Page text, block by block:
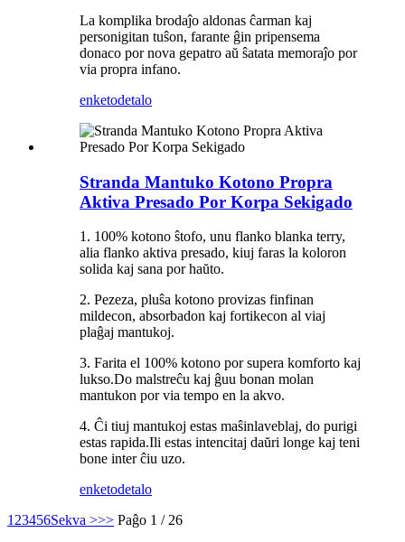
La komplika brodaĵo aldonas ĉarman kaj
personigitan tuŝon, farante ĝin pripensema
donaco por nova gepatro aŭ ŝatata memoraĵo por
via propra infano.
enketodetalo
Stranda Mantuko Kotono Propra
Aktiva Presado Por Korpa Sekigado
1. 100% kotono ŝtofo, unu flanko blanka terry,
alia flanko aktiva presado, kiuj faras la koloron
solida kaj sana por haŭto.
2. Pezeza, pluŝa kotono provizas finfinan
mildecon, absorbadon kaj fortikecon al viaj
plaĝaj mantukoj.
3. Farita el 100% kotono por supera komforto kaj
lukso.Do malstreĉu kaj ĝuu bonan molan
mantukon por via tempo en la akvo.
4. Ĉi tiuj mantukoj estas maŝinlaveblaj, do purigi
estas rapida.Ili estas intencitaj daŭri longe kaj teni
bone inter ĉiu uzo.
enketodetalo
1 23456Sekva >>> Paĝo 1 / 26